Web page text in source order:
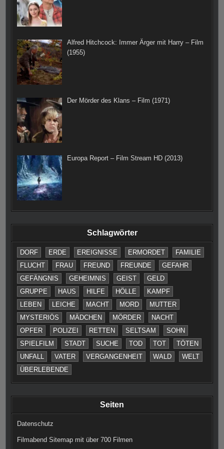
Alfred Hitchcock: Immer Ärger mit Harry – Film
(1955)
Der Mörder des Klans – Film (1971)
Europa Report – Film Stream HD (2013)
Schlagwörter
DORF ERDE EREIGNISSE ERMORDET
FAMILIE
FLUCHT
FRAU FREUND FREUNDE
GEFAHR
GEFÄNGNIS
GEHEIMNIS GEIST
GELD
GRUPPE
HAUS HILFE HÖLLE
KAMPF
LEBEN
LEICHE MACHT MORD
MUTTER
MYSTERIÖS
MÄDCHEN MÖRDER
NACHT
OPFER
POLIZEI RETTEN SELTSAM
SOHN
SPIELFILM
STADT SUCHE TOD TOT
TÖTEN
UNFALL
VATER VERGANGENHEIT WALD
WELT
ÜBERLEBENDE
Seiten
Datenschutz
Filmabend Sitemap mit über 700 Filmen